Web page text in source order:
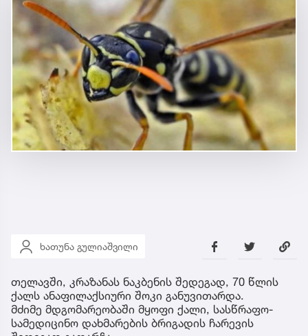
ხათუნა გულიაშვილი
თელავში, კრაზანას ნაკბენის შედეგად, 70 წლის
ქალს ანაფილაქსიური შოკი განუვითარდა.
მძიმე მდგომარეობაში მყოფი ქალი, სასწრაფო-
სამედიცინო დახმარების ბრიგადის ჩარევის